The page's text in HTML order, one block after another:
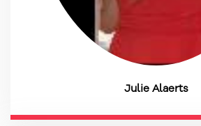
Julie Alaerts